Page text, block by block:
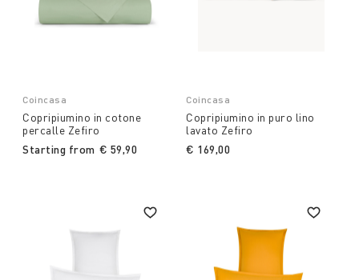
Coincasa
Copripiumino in cotone
percalle Zefiro
Starting from € 59,90
Coincasa
Copripiumino in puro lino
lavato Zefiro
€ 169,00